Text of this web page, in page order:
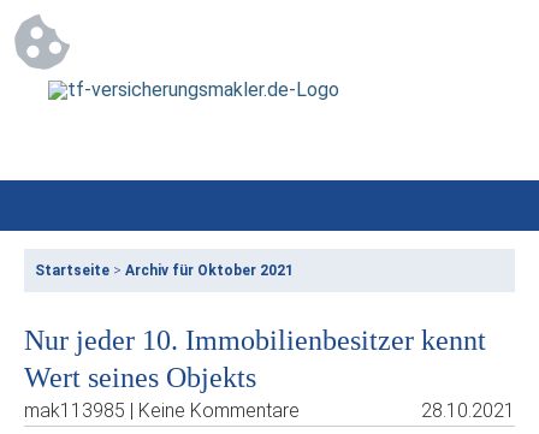
Startseite > Archiv für Oktober 2021
Nur jeder 10. Immobilienbesitzer kennt
Wert seines Objekts
mak113985 | Keine Kommentare 28.10.2021